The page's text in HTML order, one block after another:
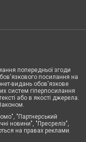
попередньої згоди
посилання на
видань обов'язкове
систем гіперпосилання
або в якості джерела.
"Партнерський
новини", "Пресреліз",
на правах реклами.